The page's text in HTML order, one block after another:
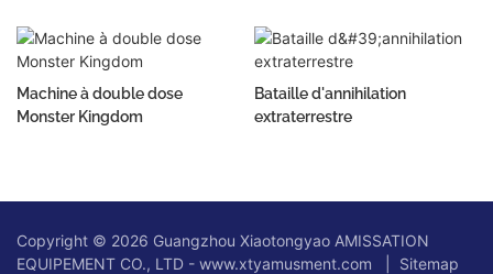
Machine à double dose
Monster Kingdom
Bataille d'annihilation
extraterrestre
Copyright © 2026 Guangzhou Xiaotongyao AMISSATION
EQUIPEMENT CO., LTD - www.xtyamusment.com |
Sitemap